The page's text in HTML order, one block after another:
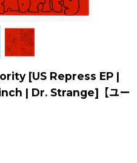
[US Repress EP |
| Dr. Strange]【ユー